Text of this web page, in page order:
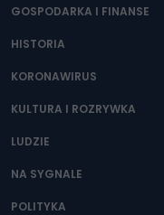
GOSPODARKA I FINANSE
HISTORIA
KORONAWIRUS
KULTURA I ROZRYWKA
LUDZIE
NA SYGNALE
POLITYKA